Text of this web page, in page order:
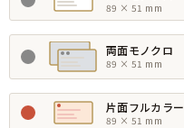
89 × 51 mm
両面モノクロ
89 × 51 mm
片面フルカラー
89 × 51 mm